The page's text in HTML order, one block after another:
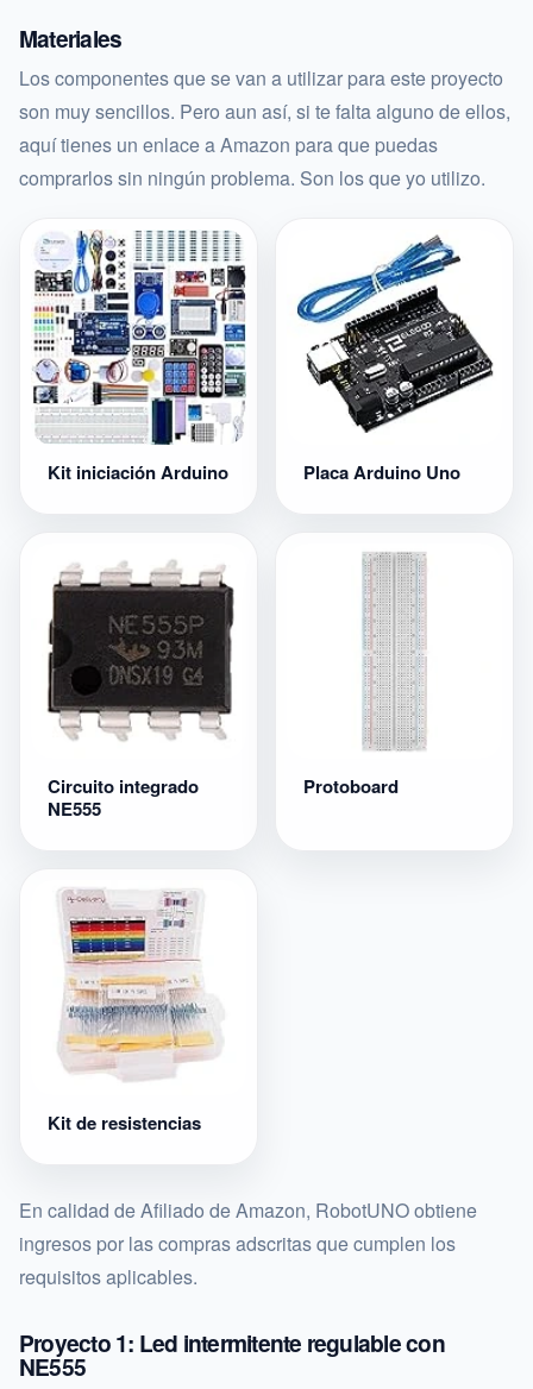
Materiales
Los componentes que se van a utilizar para este proyecto
son muy sencillos. Pero aun así, si te falta alguno de ellos,
aquí tienes un enlace a Amazon para que puedas
comprarlos sin ningún problema. Son los que yo utilizo.
Kit iniciación Arduino Placa Arduino Uno
Circuito integrado
NE555
Protoboard
Kit de resistencias
En calidad de Afiliado de Amazon, RobotUNO obtiene
ingresos por las compras adscritas que cumplen los
requisitos aplicables.
Proyecto 1: Led intermitente regulable con
NE555